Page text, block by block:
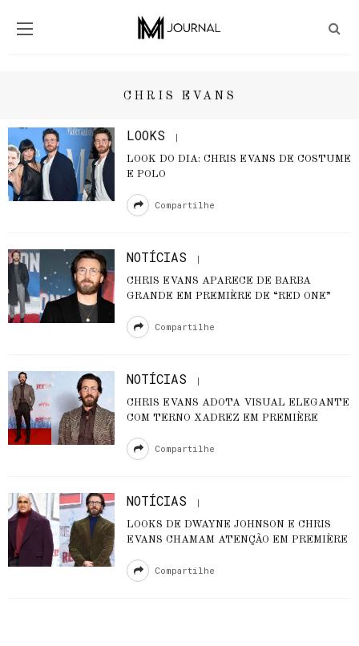
CHRIS EVANS
LOOKS
LOOK DO DIA: CHRIS EVANS DE COSTUME
E POLO
Compartilhe
NOTÍCIAS
CHRIS EVANS APARECE DE BARBA
GRANDE EM PREMIÈRE DE “RED ONE”
Compartilhe
NOTÍCIAS
CHRIS EVANS ADOTA VISUAL ELEGANTE
COM TERNO XADREZ EM PREMIÈRE
Compartilhe
NOTÍCIAS
LOOKS DE DWAYNE JOHNSON E CHRIS
EVANS CHAMAM ATENÇÃO EM PREMIÈRE
Compartilhe